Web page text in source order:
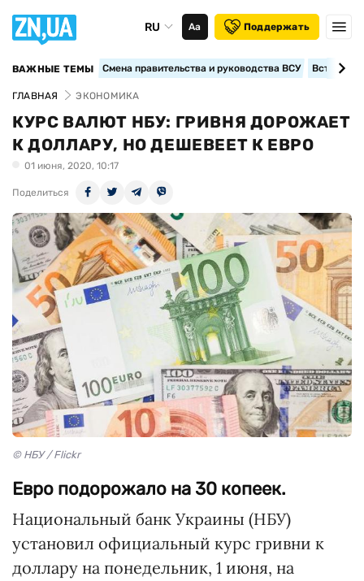
RU Аа Поддержать
ВАЖНЫЕ ТЕМЫ Смена правительства и руководства ВСУ
ГЛАВНАЯ ЭКОНОМИКА
КУРС ВАЛЮТ НБУ: ГРИВНЯ ДОРОЖАЕТ
К ДОЛЛАРУ, НО ДЕШЕВЕЕТ К ЕВРО
01 июня, 2020, 10:17
Поделиться
© НБУ / Flickr
Евро подорожало на 30 копеек.
Национальный банк Украины (НБУ)
установил официальный курс гривни к
доллару на понедельник, 1 июня, на